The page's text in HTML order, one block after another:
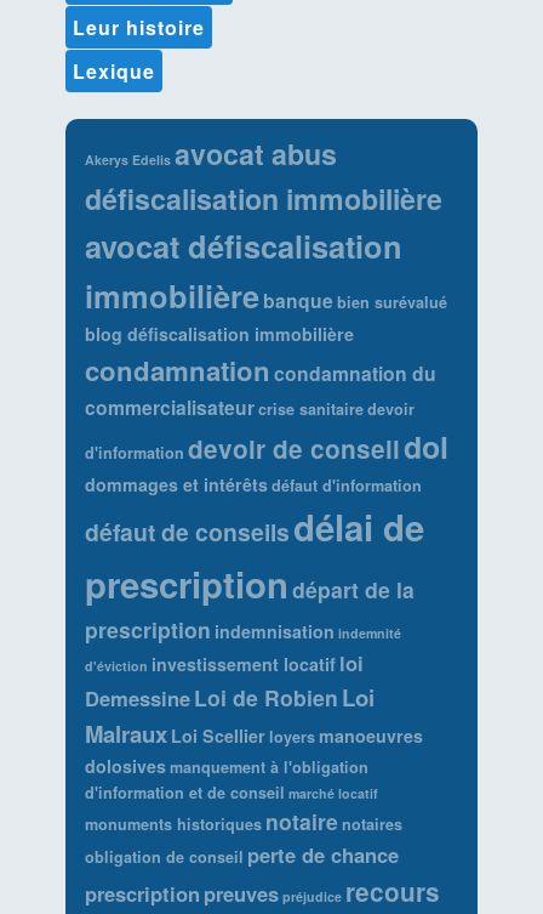
Leur histoire
Lexique
Akerys Edelis avocat abus
défiscalisation immobilière
avocat défiscalisation
immobilièrebanque bien surévalué
blog défiscalisation immobilière
condamnation condamnation du
commercialisateurcrise sanitairedevoir
d'information devoir de conseildol
dommages et intérêtsdéfaut d'information
défaut de conseilsdélai de
prescription départ de la
prescription indemnisation indemnité
d'éviction investissement locatif loi
DemessineLoi de Robien Loi
Malraux Loi Scellier loyers manoeuvres
dolosivesmanquement à l'obligation
d'information et de conseil marché locatif
monuments historiques notaire notaires
obligation de conseil perte de chance
prescription preuves préjudice recours